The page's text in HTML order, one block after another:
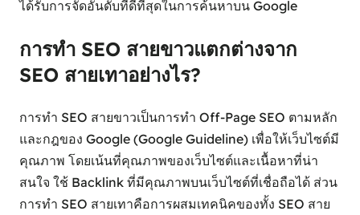
ได้รับการจัดอันดับที่ดีที่สุดในการค้นหาบน Google
การทํา SEO สายขาวแตกต่างจาก
SEO สายเทาอย่างไร?
การทํา SEO สายขาวเป็นการทำ Off-Page SEO ตามหลัก
และกฎของ Google (Google Guideline) เพื่อให้เว็บไซต์มี
คุณภาพ โดยเน้นที่คุณภาพของเว็บไซต์และเนื้อหาที่น่า
สนใจ ใช้ Backlink ที่มีคุณภาพบนเว็บไซต์ที่เชื่อถือได้ ส่วน
การทํา SEO สายเทาคือการผสมเทคนิคของทั้ง SEO สาย